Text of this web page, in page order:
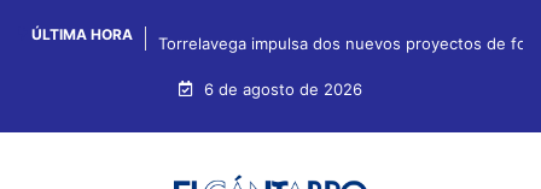
ÚLTIMA HORA Torrelavega impulsa dos nuevos proyectos de
6 de agosto de 2026